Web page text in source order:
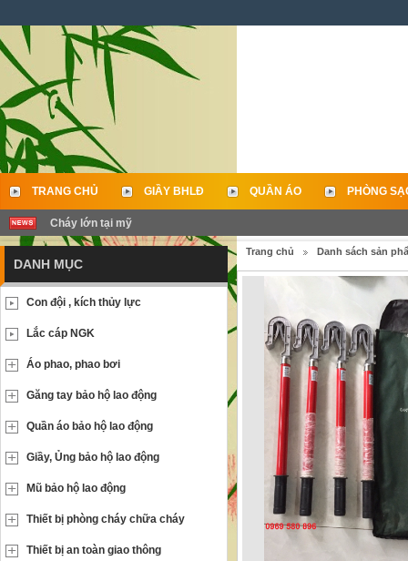
TRANG CHỦ GIẦY BHLĐ QUẦN ÁO PHÒNG
LIÊN HỆ
Cháy lớn tại mỹ
Trang chủ Danh sách sản
DANH MỤC
Con đội , kích thủy lực
Lắc cáp NGK
Áo phao, phao bơi
Găng tay bảo hộ lao động
Quần áo bảo hộ lao động
Giầy, Ủng bảo hộ lao động
Mũ bảo hộ lao động
Thiết bị phòng cháy chữa cháy
Thiết bị an toàn giao thông